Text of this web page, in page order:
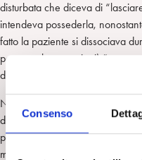
Consenso
disturbata che diceva di
intendeva possederla,
fatto la paziente si dissociava
per complesse ragioni)
distanza”.
Nell’infinito campionario delle
dirette quanto i più subdoli
paragonabili all’infusione di
massive e sferzanti oppure